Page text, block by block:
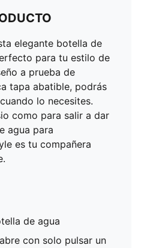
elegante botella de
para tu estilo de
a prueba de
tapa abatible, podrás
lo necesites.
como para salir a dar
agua para
es tu compañera
de agua
con solo pulsar un